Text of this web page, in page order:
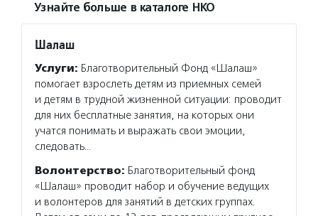
Узнайте больше в каталоге НКО
Шалаш
Услуги: Благотворительный Фонд «Шалаш»
помогает взрослеть детям из приемных семей
и детям в трудной жизненной ситуации: проводит
для них бесплатные занятия, на которых они
учатся понимать и выражать свои эмоции,
следовать…
Волонтерство: Благотворительный фонд
«Шалаш» проводит набор и обучение ведущих
и волонтеров для занятий в детских группах.